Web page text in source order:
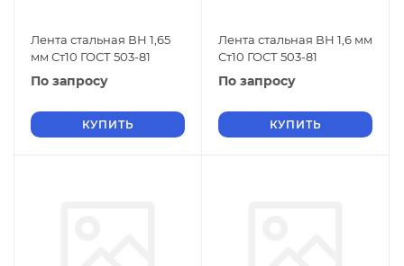
Лента стальная ВН 1,65
мм Ст10 ГОСТ 503-81
По запросу
КУПИТЬ
Лента стальная ВН 1,6 мм
Ст10 ГОСТ 503-81
По запросу
КУПИТЬ